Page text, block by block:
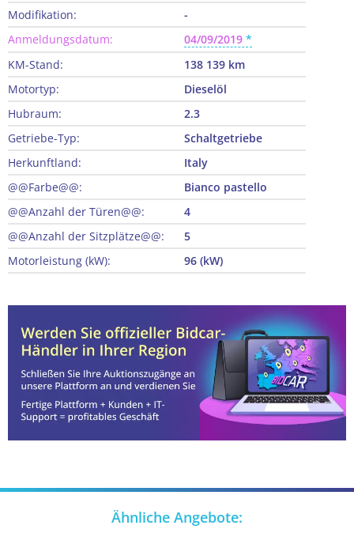
Modifikation:
-
Anmeldungsdatum:
04/09/2019
KM-Stand:
138 139 km
Motortyp:
Dieselöl
Hubraum:
2.3
Getriebe-Typ:
Schaltgetriebe
Herkunftland:
Italy
@@Farbe@@:
Bianco pastello
@@Anzahl der Türen@@:
4
@@Anzahl der Sitzplätze@@:
5
Motorleistung (kW):
96 (kW)
Ähnliche Angebote: